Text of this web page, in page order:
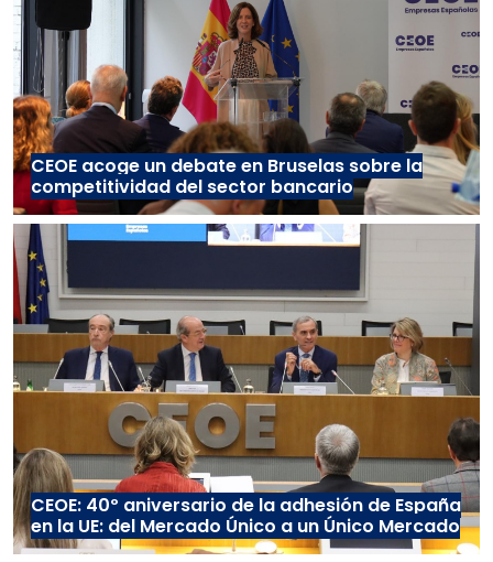
CEOE acoge un debate en Bruselas sobre la
competitividad del sector bancario
CEOE: 40º aniversario de la adhesión de España
en la UE: del Mercado Único a un Único Mercado